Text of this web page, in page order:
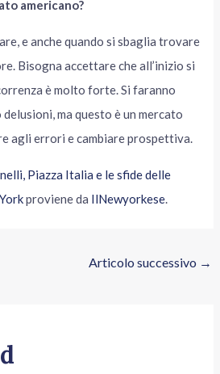
americano?
e anche quando si sbaglia trovare
Bisogna accettare che all’inizio si
è molto forte. Si faranno
ma questo è un mercato
agli errori e cambiare prospettiva.
Piazza Italia e le sfide delle
proviene da IlNewyorkese.
Articolo successivo →